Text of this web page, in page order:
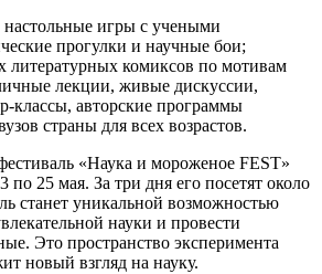
настольные игры с учеными
прогулки и научные бои;
литературных комиксов по мотивам
лекции, живые дискуссии,
классы, авторские программы
страны для всех возрастов.
«Наука и мороженое FEST»
25 мая. За три дня его посетят около
станет уникальной возможностью
науки и провести
Это пространство эксперимента
новый взгляд на науку.